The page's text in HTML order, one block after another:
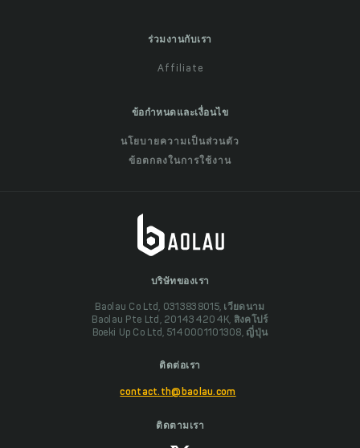
ร่วมงานกับเรา
Affiliate
ข้อกำหนดและเงื่อนไข
นโยบายความเป็นส่วนตัว
ข้อตกลงในการใช้งาน
บริษัทของเรา
Baolau Co Ltd, 0313838015, เวียดนาม
Baolau Pte Ltd, 201434204K, สิงคโปร์
Boeki Up Co Ltd, 5140001101308, ญี่ปุ่น
ติดต่อเรา
contact.th@baolau.com
ติดตามเรา